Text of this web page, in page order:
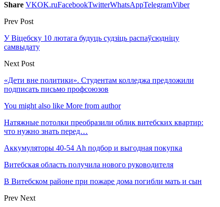
Share VKOK.ruFacebookTwitterWhatsAppTelegramViber
Prev Post
У Віцебску 10 лютага будуць судзіць распаўсюдніцу
самвыдату
Next Post
«Дети вне политики». Студентам колледжа предложили
подписать письмо профсоюзов
You might also like More from author
Натяжные потолки преобразили облик витебских квартир:
что нужно знать перед…
Аккумуляторы 40-54 Ah подбор и выгодная покупка
Витебская область получила нового руководителя
В Витебском районе при пожаре дома погибли мать и сын
Prev Next